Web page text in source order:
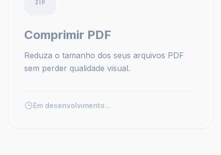
Comprimir PDF
Reduza o tamanho dos seus arquivos PDF
sem perder qualidade visual.
Em desenvolvimento...